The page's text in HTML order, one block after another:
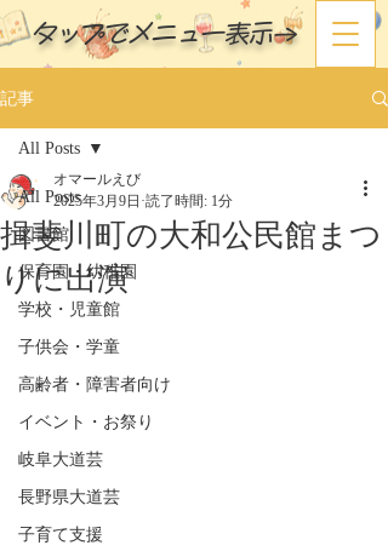
タップでメニュー表示→
記事
All Posts
図書館
保育園・幼稚園
学校・児童館
子供会・学童
高齢者・障害者向け
イベント・お祭り
岐阜大道芸
長野県大道芸
子育て支援
All Posts
揖斐川町の大和公民館まつ
りに出演
オマールえび
2025年3月9日 読了時間: 1分